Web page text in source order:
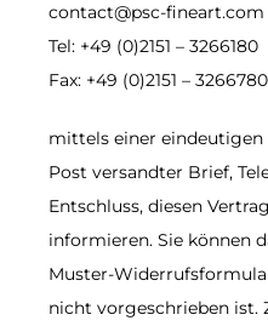
contact@psc-fineart.com
Tel: +49 (0)2151 – 3266180
Fax: +49 (0)2151 – 3266780
mittels einer eindeutigen
Post versandter Brief,
Entschluss, diesen
informieren. Sie können
Muster-
nicht vorgeschrieben ist.